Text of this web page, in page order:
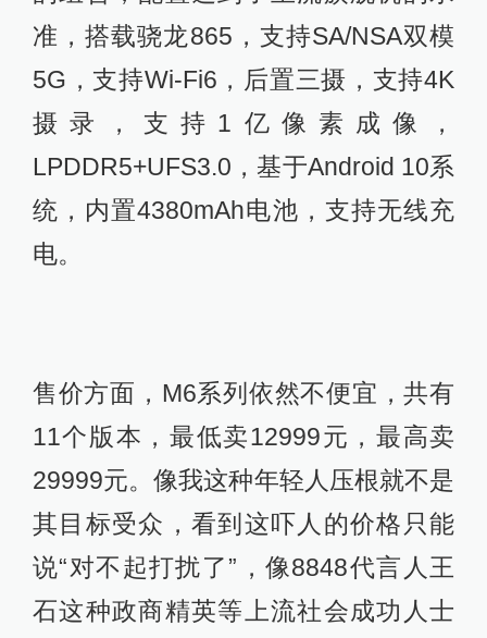
准，搭载骁龙865，支持SA/NSA双模
5G，支持Wi-Fi6，后置三摄，支持4K
摄录，支持1亿像素成像，
LPDDR5+UFS3.0，基于Android 10系
统，内置4380mAh电池，支持无线充
电。
售价方面，M6系列依然不便宜，共有
11个版本，最低卖12999元，最高卖
29999元。像我这种年轻人压根就不是
其目标受众，看到这吓人的价格只能
说“对不起打扰了”，像8848代言人王
石这种政商精英等上流社会成功人士